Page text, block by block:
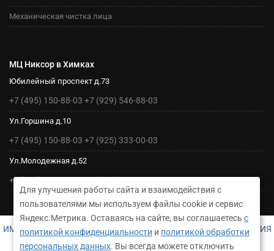
Для улучшения работы сайта и взаимодействия с
пользователями мы используем файлы cookie и сервис
Яндекс.Метрика. Оставаясь на сайте, вы соглашаетесьс
политикой конфиденциальности и политикой обработки
персональных данных. Вы всегда можете отключить
Механическая чистка лица
МЦ Никсор в Химках
Юбилейный проспект д.73
+7 (495) 150-88-03 +7 (929) 546-88-03
Ул.Горшина д.10
+7 (495) 150-88-03 +7 (925) 333-00-03
Ул.Молодежная д.52
+7 (495) 150-88-03+7 (925) 333-00-03
ИМЕЮТСЯ ПРОТИВОПОКАЗАНИЯ. НЕОБХОДИМА КОНСУЛЬТАЦИЯ
СПЕЦИАЛИСТА
ДЛЯ УТОЧНЕНИЯ ИНФОРМАЦИИ СВЯЖИТЕСЬ С АДМИНИСТРАТОРОМ НАШЕГО МЕДЦЕНТРА